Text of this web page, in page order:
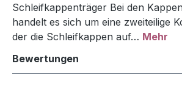
Schleifkappenträger Bei den
handelt es sich um eine zweiteilige
der die Schleifkappen auf… Mehr
Bewertungen